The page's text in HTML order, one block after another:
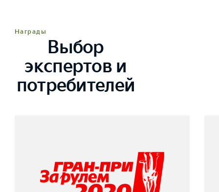
Награды
Выбор
экспертов и
потребителей